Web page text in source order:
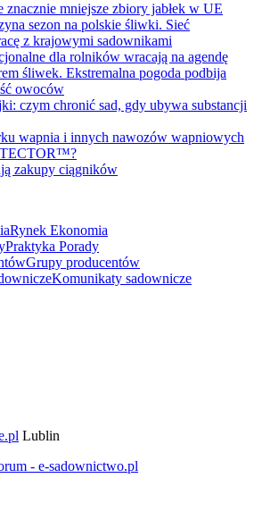
znacznie mniejsze zbiory jabłek w UE
sezon na polskie śliwki. Sieć
z krajowymi sadownikami
dla rolników wracają na agendę
śliwek. Ekstremalna pogoda podbija
owoców
czym chronić sad, gdy ubywa substancji
wapnia i innych nawozów wapniowych
zakupy ciągników
Rynek Ekonomia
Praktyka Porady
Grupy producentów
Komunikaty sadownicze
Lublin